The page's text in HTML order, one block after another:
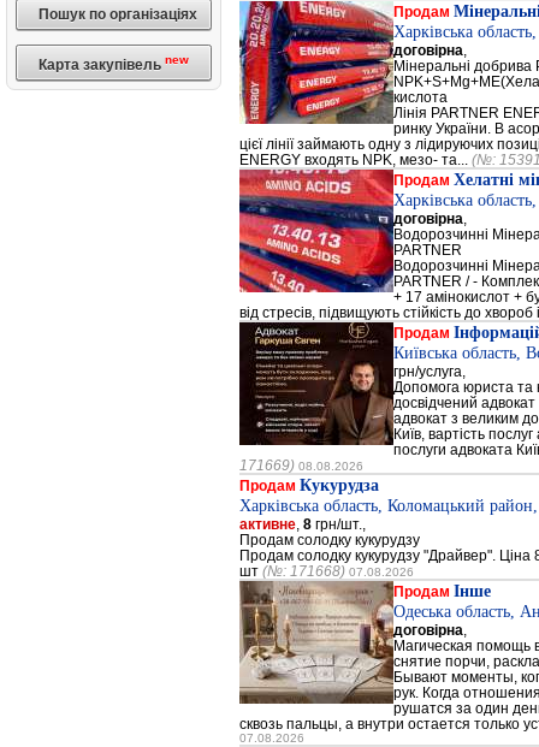
Пошук по організаціях
Карта закупівель new
Продам
Харківська
договірна
Мінеральні добрива
кислота
Лінія PARTNER
ринку України. В
цієї лінії займають одну з лідируючих
ENERGY входять NPK, мезо- та... (№:
Продам Хелатні
Харківська
договірна
Водорозчинні
PARTNER
Водорозчинні
PARTNER / -
+ 17 амінокислот +
від стресів, підвищують стійкість до хвороб
Продам
Київська область,
грн/услуга,
Допомога юриста та
досвідчений
адвокат з великим
Київ, вартість
послуги адвоката
171669) 08.08.2026
Продам Кукурудза
Харківська область, Коломацький район,
активне 8 грн/шт.,
Продам солодку кукурудзу
Продам солодку кукурудзу "Драйвер". Ціна
шт (№: 171668) 07.08.2026
Продам Інше
Одеська область,
договірна
Магическая помощь
снятие порчи,
Бывают моменты,
рук. Когда
рушатся за один
сквозь пальцы, а внутри остается только
07.08.2026